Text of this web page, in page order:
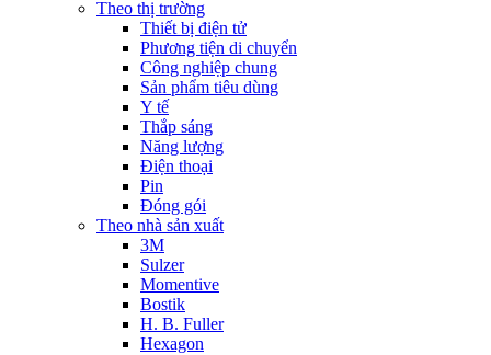
Theo thị trường
Thiết bị điện tử
Phương tiện di chuyển
Công nghiệp chung
Sản phẩm tiêu dùng
Y tế
Thắp sáng
Năng lượng
Điện thoại
Pin
Đóng gói
Theo nhà sản xuất
3M
Sulzer
Momentive
Bostik
H. B. Fuller
Hexagon